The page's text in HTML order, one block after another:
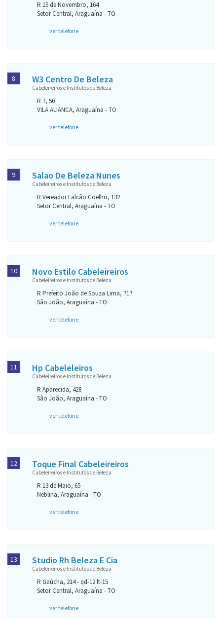
R 15 de Novembro, 164
Setor Central, Araguaína - TO
ver telefone
W3 Centro De Beleza
Cabeleireiros e Institutos de Beleza
R 7, 50
VILA ALIANCA, Araguaína - TO
ver telefone
8
Salao De Beleza Nunes
Cabeleireiros e Institutos de Beleza
R Vereador Falcão Coelho, 132
Setor Central, Araguaína - TO
ver telefone
9
Novo Estilo Cabeleireiros
Cabeleireiros e Institutos de Beleza
R Prefeito João de Souza Lima, 717
São João, Araguaína - TO
ver telefone
10
Hp Cabeleleiros
Cabeleireiros e Institutos de Beleza
R Aparecida, 428
São João, Araguaína - TO
ver telefone
11
Toque Final Cabeleireiros
Cabeleireiros e Institutos de Beleza
R 13 de Maio, 65
Neblina, Araguaína - TO
ver telefone
12
Studio Rh Beleza E Cia
Cabeleireiros e Institutos de Beleza
R Gaúcha, 214 - qd-12 lt-15
Setor Central, Araguaína - TO
ver telefone
13